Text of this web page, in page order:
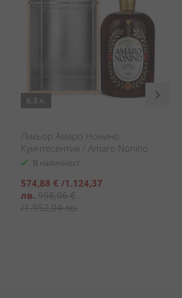
6.3 л.
Ликьор Амаро Нонино
Куинтесентия / Amaro Nonino
Quintessentia
В наличност
Специална
цена
574,88 € /1.124,37
лв. 998,06 €
/1.952,04 лв.